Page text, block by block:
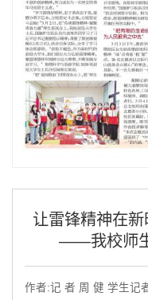
让雷锋精神在
——我校师
作者:记 者 周 健 学生记